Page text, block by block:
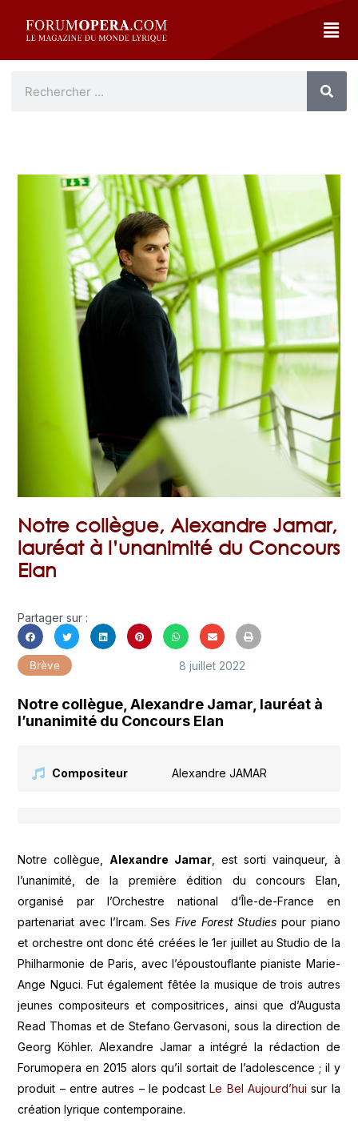
Notre collègue, Alexandre Jamar,
lauréat à l’unanimité du Concours
Elan
Partager sur :
Brève 8 juillet 2022
Notre collègue, Alexandre Jamar, lauréat à
l’unanimité du Concours Elan
Compositeur Alexandre JAMAR
Notre collègue, Alexandre Jamar , est sorti vainqueur, à
l’unanimité, de la première édition du concours Elan,
organisé par l’Orchestre national d’Île-de-France en
partenariat avec l’Ircam. Ses Five Forest Studies pour piano
et orchestre ont donc été créées le 1er juillet au Studio de la
Philharmonie de Paris, avec l’époustouflante pianiste Marie-
Ange Nguci. Fut également fêtée la musique de trois autres
jeunes compositeurs et compositrices, ainsi que d’Augusta
Read Thomas et de Stefano Gervasoni, sous la direction de
Georg Köhler. Alexandre Jamar a intégré la rédaction de
Forumopera en 2015 alors qu’il sortait de l’adolescence ; il y
produit – entre autres – le podcastLe Bel Aujourd’hui sur la
création lyrique contemporaine.